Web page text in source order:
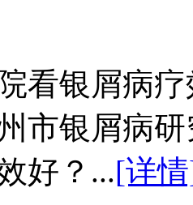
看银屑病
市银屑病
好？...[详